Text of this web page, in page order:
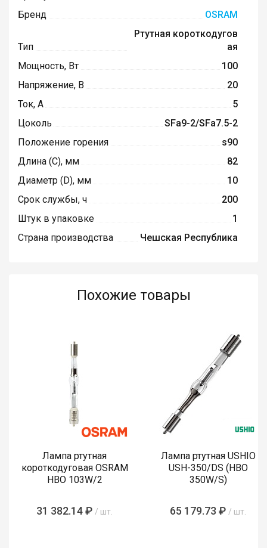
Бренд
OSRAM
Тип
Ртутная короткодугов
ая
Мощность, Вт
100
Напряжение, В
20
Ток, А
5
Цоколь
SFa9-2/SFa7.5-2
Положение горения
s90
Длина (C), мм
82
Диаметр (D), мм
10
Срок службы, ч
200
Штук в упаковке
1
Страна производства
Чешская Республика
Похожие товары
Лампа ртутная
короткодуговая OSRAM
HBO 103W/2
31 382.14 ₽ / шт.
Лампа ртутная USHIO
USH-350/DS (HBO
350W/S)
65 179.73 ₽ / шт.